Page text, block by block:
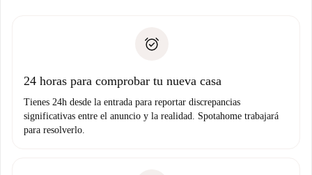
Prueba de solvencia
no nos comunicas ningún problema.
24 horas para comprobar tu nueva casa
Tienes 24h desde la entrada para reportar discrepancias
significativas entre el anuncio y la realidad. Spotahome trabajará
para resolverlo.